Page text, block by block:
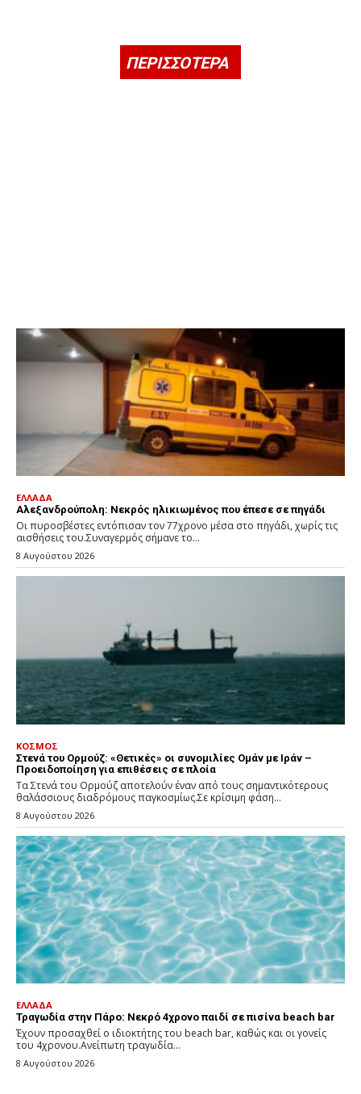
ΠΕΡΙΣΣΟΤΕΡΑ
ΕΛΛΑΔΑ
Αλεξανδρούπολη: Νεκρός ηλικιωμένος που έπεσε σε πηγάδι
Οι πυροσβέστες εντόπισαν τον 77χρονο μέσα στο πηγάδι, χωρίς τις
αισθήσεις του.Συναγερμός σήμανε το...
8 Αυγούστου 2026
ΚΟΣΜΟΣ
Στενά του Ορμούζ: «Θετικές» οι συνομιλίες Ομάν με Ιράν –
Προειδοποίηση για επιθέσεις σε πλοία
Τα Στενά του Ορμούζ αποτελούν έναν από τους σημαντικότερους
θαλάσσιους διαδρόμους παγκοσμίως.Σε κρίσιμη φάση...
8 Αυγούστου 2026
ΕΛΛΑΔΑ
Τραγωδία στην Πάρο: Νεκρό 4χρονο παιδί σε πισίνα beach bar
Έχουν προσαχθεί ο ιδιοκτήτης του beach bar, καθώς και οι γονείς
του 4χρονου.Ανείπωτη τραγωδία...
8 Αυγούστου 2026